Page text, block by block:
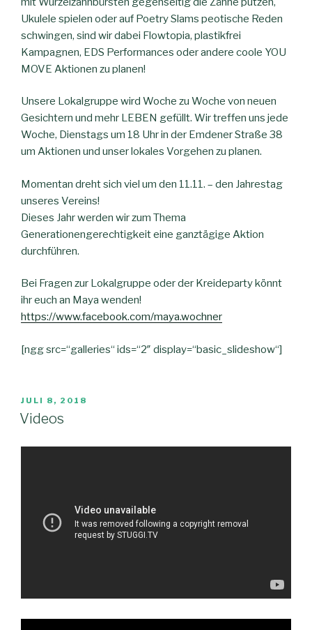
Ukulele spielen oder auf Poetry Slams peotische Reden
schwingen, sind wir dabei Flowtopia, plastikfrei
Kampagnen, EDS Performances oder andere coole YOU
MOVE Aktionen zu planen!
Unsere Lokalgruppe wird Woche zu Woche von neuen
Gesichtern und mehr LEBEN gefüllt. Wir treffen uns jede
Woche, Dienstags um 18 Uhr in der Emdener Straße 38
um Aktionen und unser lokales Vorgehen zu planen.
Momentan dreht sich viel um den 11.11. – den Jahrestag
unseres Vereins!
Dieses Jahr werden wir zum Thema
Generationengerechtigkeit eine ganztägige Aktion
durchführen.
Bei Fragen zur Lokalgruppe oder der Kreideparty könnt
ihr euch an Maya wenden!
https://www.facebook.com/maya.wochner
[ngg src=“galleries“ ids=“2″ display=“basic_slideshow“]
JULI 8, 2018
Videos